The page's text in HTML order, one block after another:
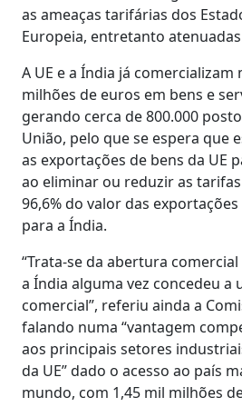
as ameaças tarifárias dos
Europeia, entretanto
A UE e a Índia já comercializam
milhões de euros em bens e
gerando cerca de 800.000
União, pelo que se espera que
as exportações de bens da UE
ao eliminar ou reduzir as
96,6% do valor das
para a Índia.
“Trata-se da abertura
a Índia alguma vez concedeu a
comercial”, referiu ainda a
falando numa “vantagem
aos principais setores
da UE” dado o acesso ao país
mundo, com 1,45 mil milhões